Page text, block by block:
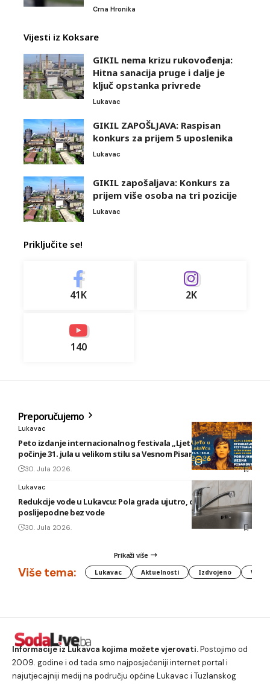
Crna Hronika
Vijesti iz Koksare
GIKIL nema krizu rukovođenja:
Hitna sanacija pruge i dalje je
ključ opstanka privrede
Lukavac
GIKIL ZAPOŠLJAVA: Raspisan
konkurs za prijem 5 uposlenika
Lukavac
GIKIL zapošaljava: Konkurs za
prijem više osoba na tri pozicije
Lukavac
Priključite se!
41K 2K
140
Preporučujemo
Lukavac
Peto izdanje internacionalnog festivala „Ljeto u Lukavcu“
počinje 31. jula u velikom stilu sa Vesnom Pisarović
30. Jula 2026.
Lukavac
Redukcije vode u Lukavcu: Pola grada ujutro, druga polovina
poslijepodne bez vode
30. Jula 2026.
Prikaži više
Više tema: Lukavac Aktuelnosti Izdvojeno
Informacije iz Lukavca kojima možete vjerovati.Postojimo od
2009. godine i od tada smo najposjećeniji internet portal i
najutjecajniji medij na području općine Lukavac i Tuzlanskog